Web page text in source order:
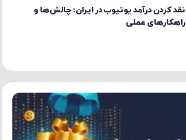
نقد کردن درآمد یوتیوب در ایران؛ چالش‌ها و
راهکارهای عملی